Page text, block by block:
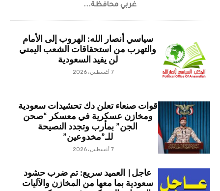
غربي محافظة...
سياسي أنصار الله: الهروب إلى الأمام
والتهرب من استحقاقات الشعب اليمني
لن يفيد السعودية
7 أغسطس، 2026
قوات صنعاء تعلن دك تحشيدات سعودية
ومخازن عسكرية في معسكر “صحن
الجن” بمأرب وتجدد النصيحة
للـ”مخدوعين”
7 أغسطس، 2026
عاجل| العميد سريع: تم ضرب حشود
سعودية بما معها من المخازن والآليات